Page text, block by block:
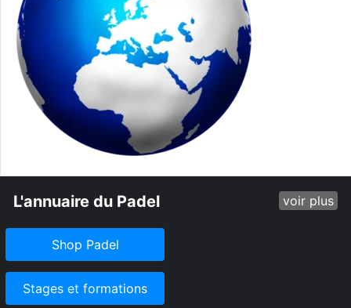
L'annuaire du Padel voir plus
Shop Padel
Stages et formations